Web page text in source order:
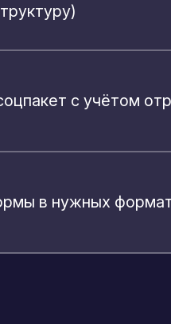
с учётом
в нужных